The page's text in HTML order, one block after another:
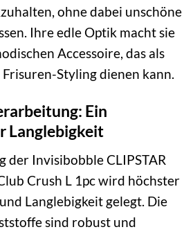
ohne dabei unschöne
Ihre edle Optik macht sie
Accessoire, das als
Styling dienen kann.
Ein
Langlebigkeit
der Invisibobble CLIPSTAR
Crush L 1pc wird höchster
Langlebigkeit gelegt. Die
sind robust und